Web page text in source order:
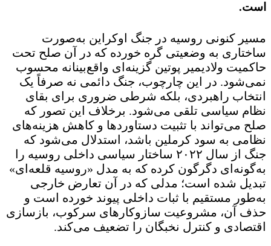
است.
مسیر کنونی روسیه در جنگ اوکراین به‌صورت
ساختاری به وضعیتی گره خورده که در آن صلح تحت
حاکمیت ولادیمیر پوتین گزینه‌ای واقع‌بینانه محسوب
نمی‌شود. در این چارچوب، جنگ دائمی نه صرفاً یک
انتخاب راهبردی، بلکه شرطی ضروری برای بقای
نظام سیاسی تلقی می‌شود. برخلاف این تصور که
صلح می‌تواند با تثبیت دستاوردها و کاهش هزینه‌های
نظامی به سود کرملین باشد، استدلال می‌شود که
جنگ از سال ۲۰۲۲ ساختار سیاسی داخلی روسیه را
به‌گونه‌ای دگرگون کرده که به مدل «روسیه قلعه‌ای»
تبدیل شده است؛ مدلی که در آن تعارض خارجی
به‌طور مستقیم با ثبات داخلی پیوند خورده است و
حذف آن، مشروعیت سازوکارهای سرکوب، بازسازی
اقتصادی و کنترل نخبگان را تضعیف می‌کند.